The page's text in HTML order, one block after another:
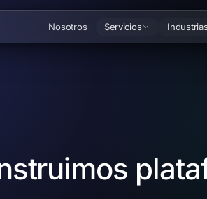
Nosotros Servicios